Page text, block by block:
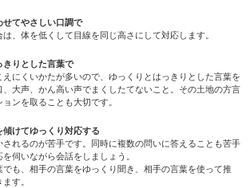
てやさしい口調で
、体を低くして目線を同じ高さにして対応します。
きりとした言葉で
にくいかたが多いので、ゆっくりとはっきりとした言葉を
大声、かん高い声でまくしたてないこと。その土地の方言
ンを取ることも大切です。
けてゆっくり対応する
れるのが苦手です。同時に複数の問いに答えることも苦手
伺いながら会話をしましょう。
も、相手の言葉をゆっくり聞き、相手の言葉を使って推
す。